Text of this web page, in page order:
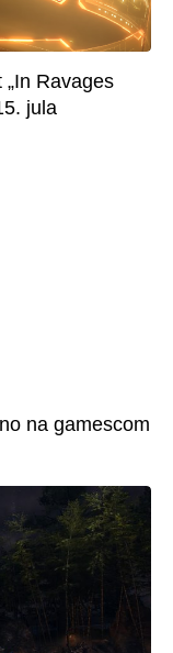
Ravages
jula
na gamescom